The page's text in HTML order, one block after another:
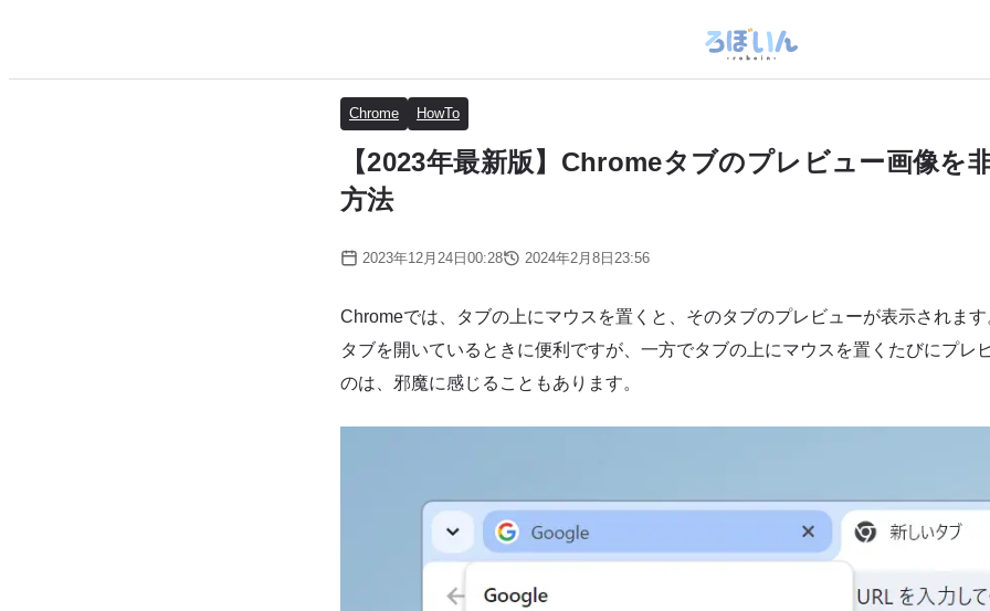
Chrome HowTo
【2023年最新版】Chromeタブのプレビュー画像を
方法
2023年12月24日00:28 2024年2月8日23:56
Chromeでは、タブの上にマウスを置くと、そのタブのプレビューが表示されま
タブを開いているときに便利ですが、一方でタブの上にマウスを置くたびにプレ
のは、邪魔に感じることもあります。